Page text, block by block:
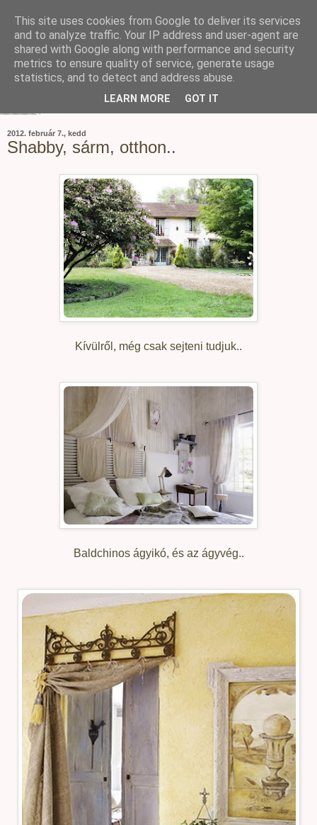
2012. február 7., kedd
Shabby, sárm, otthon..
Kívülről, még csak sejteni tudjuk..
Baldchinos ágyikó, és az ágyvég..
This site uses cookies from Google to deliver its services
and to analyze traffic. Your IP address and user-agent are
shared with Google along with performance and security
metrics to ensure quality of service, generate usage
statistics, and to detect and address abuse.
LEARN MORE GOT IT